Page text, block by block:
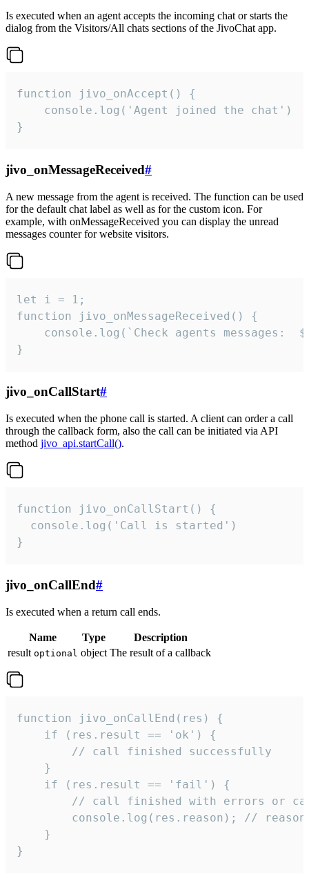
Is executed when an agent accepts the incoming chat or starts the
dialog from the Visitors/All chats sections of the JivoChat app.
function jivo_onAccept() {
}
jivo_onMessageReceived#
A new message from the agent is received. The function can be used
for the default chat label as well as for the custom icon. For
example, with onMessageReceived you can display the unread
messages counter for website visitors.
let i = 1;
function jivo_onMessageReceived() {
}
jivo_onCallStart#
Is executed when the phone call is started. A client can order a call
through the callback form, also the call can be initiated via API
method jivo_api.startCall().
function jivo_onCallStart() {
  console.log('Call is started')
}
jivo_onCallEnd#
Is executed when a return call ends.
Name Type
Description
result optional object The result of a callback
function jivo_onCallEnd(res) {
    if (res.result == 'ok') {
        // call finished successfully
    }
    if (res.result == 'fail') {
// call finished with errors or
console.log(res.reason); //
    }
}